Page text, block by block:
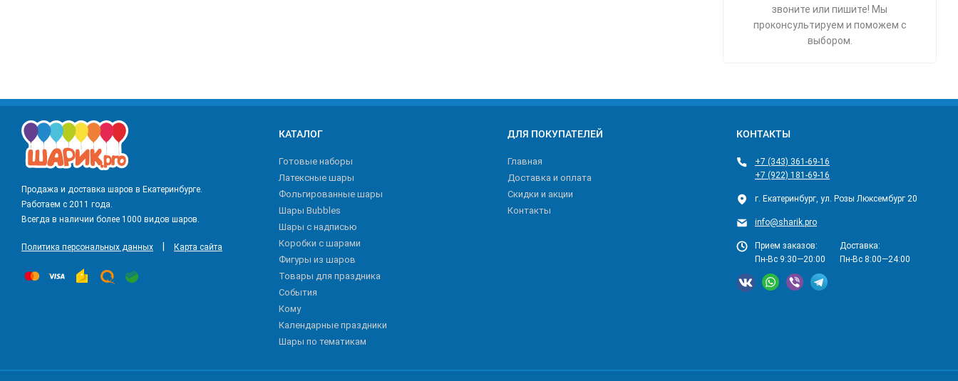
звоните или пишите! Мы
проконсультируем и поможем с
выбором.
Продажа и доставка шаров в Екатеринбурге.
Работаем с 2011 года.
Всегда в наличии более 1000 видов шаров.
Политика персональных данных Карта сайта
КАТАЛОГ
Готовые наборы
Латексные шары
Фольгированные шары
Шары Bubbles
Шары с надписью
Коробки с шарами
Фигуры из шаров
Товары для праздника
События
Кому
Календарные праздники
Шары по тематикам
ДЛЯ ПОКУПАТЕЛЕЙ
Главная
Доставка и оплата
Скидки и акции
Контакты
КОНТАКТЫ
+7 (343) 361-69-16
+7 (922) 181-69-16
г. Екатеринбург, ул. Розы Люксембург 20
info@sharik.pro
Прием заказов:
Пн-Вс 9:30—20:00
Доставка:
Пн-Вс 8:00—24:00